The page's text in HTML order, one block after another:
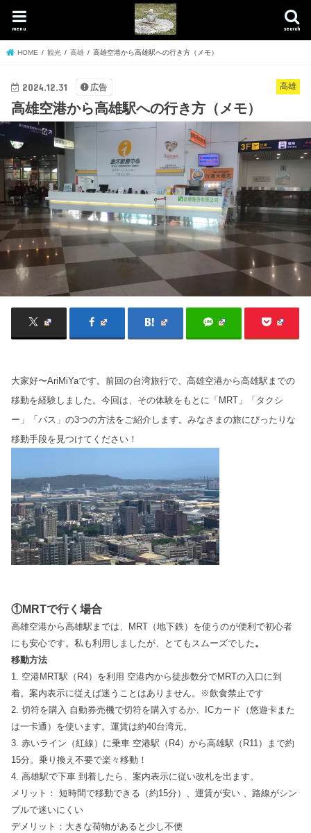
search
menu
HOME 観光 高雄 高雄空港から高雄駅への行き方（メモ）
高雄
2024.12.31 広告
高雄空港から高雄駅への行き方（メモ）
大家好〜AriMiYaです。前回の台湾旅行で、高雄空港から高雄駅までの
移動を経験しました。今回は、その体験をもとに「MRT」「タクシ
ー」「バス」の3つの方法をご紹介します。みなさまの旅にぴったりな
移動手段を見つけてください！
①MRTで行く場合
高雄空港から高雄駅までは、MRT（地下鉄）を使うのが便利で初心者
にも安心です。私も利用しましたが、とてもスムーズでした。
移動方法
1. 空港MRT駅（R4）を利用 空港内から徒歩数分でMRTの入口に到
着。案内表示に従えば迷うことはありません。※飲食禁止です
2. 切符を購入 自動券売機で切符を購入するか、ICカード（悠遊卡また
は一卡通）を使います。運賃は約40台湾元。
3. 赤いライン（紅線）に乗車 空港駅（R4）から高雄駅（R11）まで約
15分。乗り換え不要で楽々移動！
4. 高雄駅で下車 到着したら、案内表示に従い改札を出ます。
メリット： 短時間で移動できる（約15分）、運賃が安い 、路線がシン
プルで迷いにくい
デメリット：大きな荷物があると少し不便